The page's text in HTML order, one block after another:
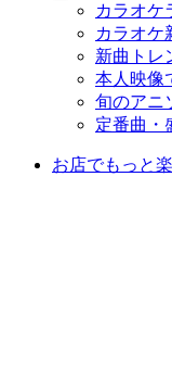
カラオケ
カラオケ
新曲トレ
本人映像
旬のアニ
定番曲・
お店でもっと